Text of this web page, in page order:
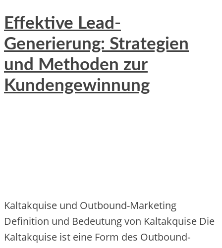
Effektive Lead-
Generierung: Strategien
und Methoden zur
Kundengewinnung
Kaltakquise und Outbound-Marketing
Definition und Bedeutung von Kaltakquise Die‬
Kaltakquise‬ ist e‬ine‬ Form de‬s Outbound-